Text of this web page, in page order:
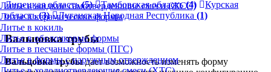
Литье в жидкие самотвердеющие смеси (ЖСС)
Литье в керамические формы
Литье в кокиль
Литье в оболочковые формы
Литье в песчаные формы (ПГС)
Литье в формы с наружным отверждением
Липецкая область(5) Тамбовская область(4)
Курская
область(3) Луганская Народная Республика (1)
Вальцовка трубы
Вальцовка трубыдает возможность изменять форму